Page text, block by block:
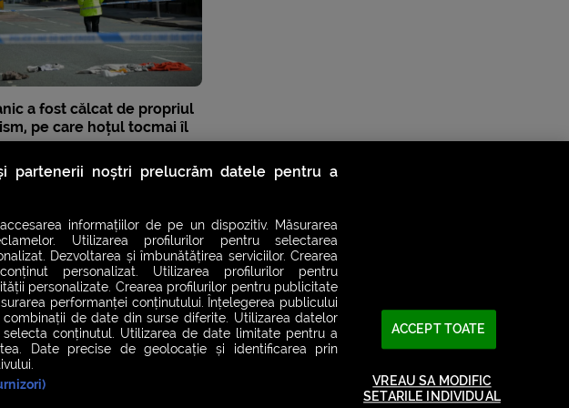
a fost călcat de propriul
pe care hoțul tocmai îl
FEVER CONCERT
partenerii noștri prelucrăm datele pentru a
informațiilor de pe un dispozitiv. Măsurarea
Utilizarea profilurilor pentru selectarea
Dezvoltarea și îmbunătățirea serviciilor. Crearea
personalizat. Utilizarea profilurilor pentru
personalizate. Crearea profilurilor pentru publicitate
performanței conținutului. Înțelegerea publicului
de date din surse diferite. Utilizarea datelor
conținutul. Utilizarea de date limitate pentru a
Date precise de geolocație și identificarea prin
ACCEPT TOATE
VREAU SA MODIFIC
SETARILE INDIVIDUAL